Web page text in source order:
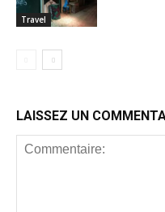
Travel
LAISSEZ UN